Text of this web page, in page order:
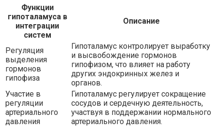
Функции
гипоталамуса в
интеграции
систем
Описание
Регуляция
выделения
гормонов
гипофиза
Гипоталамус контролирует выработку
и высвобождение гормонов
гипофизом, что влияет на работу
других эндокринных желез и
органов.
Участие в
регуляции
артериального
давления
Гипоталамус регулирует сокращение
сосудов и сердечную деятельность,
участвуя в поддержании нормального
артериального давления.